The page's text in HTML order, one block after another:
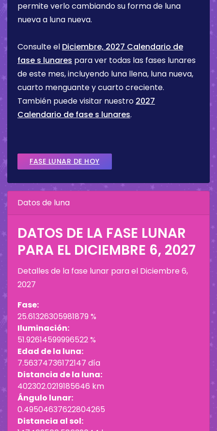
permite verlo cambiando su forma de luna
nueva a luna nueva.
Consulte el Diciembre, 2027 Calendario de
fase s lunares para ver todas las fases lunares
de este mes, incluyendo luna llena, luna nueva,
cuarto menguante y cuarto creciente.
También puede visitar nuestro 2027
Calendario de fase s lunares.
FASE LUNAR DE HOY
Datos de luna
DATOS DE LA FASE LUNAR
PARA EL DICIEMBRE 6, 2027
Detalles de la fase lunar para el Diciembre 6,
2027
Fase:
25.61326305981879 %
Iluminación:
51.92614599996522 %
Edad de la luna:
7.56374736172147 día
Distancia de la luna:
402302.0219185646 km
Ángulo lunar:
0.49504637622804265
Distancia al sol: